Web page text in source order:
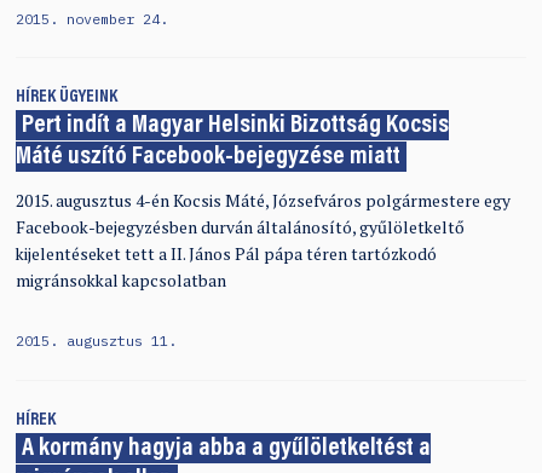
2015. november 24.
HÍREK ÜGYEINK
Pert indít a Magyar Helsinki Bizottság Kocsis
Máté uszító Facebook-bejegyzése miatt
2015. augusztus 4-én Kocsis Máté, Józsefváros polgármestere egy
Facebook-bejegyzésben durván általánosító, gyűlöletkeltő
kijelentéseket tett a II. János Pál pápa téren tartózkodó
migránsokkal kapcsolatban
2015. augusztus 11.
HÍREK
A kormány hagyja abba a gyűlöletkeltést a